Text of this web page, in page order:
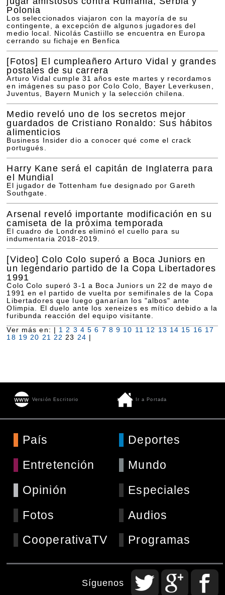
Polonia
Los seleccionados viajaron con la mayoría de su
contingente, a excepción de algunos jugadores del
medio local. Nicolás Castiillo se encuentra en Europa
cerrando su fichaje en Benfica
[Fotos] El cumpleañero Arturo Vidal y grandes
postales de su carrera
Arturo Vidal cumple 31 años este martes y recordamos
en imágenes su paso por Colo Colo, Bayer Leverkusen,
Juventus, Bayern Munich y la selección chilena.
Medio reveló uno de los secretos mejor
guardados de Cristiano Ronaldo: Sus hábitos
alimenticios
Business Insider dio a conocer qué come el crack
portugués.
Harry Kane será el capitán de Inglaterra para
el Mundial
El jugador de Tottenham fue designado por Gareth
Southgate.
Arsenal reveló importante modificación en su
camiseta de la próxima temporada
El cuadro de Londres eliminó el cuello para su
indumentaria 2018-2019.
[Video] Colo Colo superó a Boca Juniors en
un legendario partido de la Copa Libertadores
1991
Colo Colo superó 3-1 a Boca Juniors un 22 de mayo de
1991 en el partido de vuelta por semifinales de la Copa
Libertadores que luego ganarían los "albos" ante
Olimpia. El duelo ante los xeneizes es mítico debido a la
furibunda reacción del equipo visitante.
Ver más en: | 1 2 3 4 5 6 7 8 9 10 11 12 13 14 15 16 17
18 19 20 21 22 23 24 |
Versión Escritorio Ir a Portada
País
Deportes
Entretención
Mundo
Opinión
Especiales
Fotos
Audios
CooperativaTV
Programas
Síguenos